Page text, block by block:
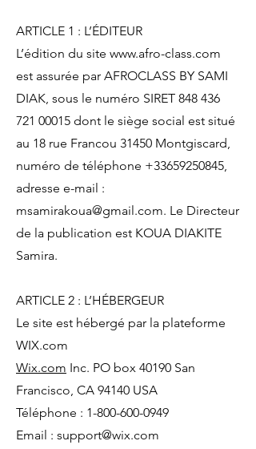
ARTICLE 1 : L’ÉDITEUR
L’édition du site www.afro-class.com
est assurée par AFROCLASS BY SAMI
DIAK, sous le numéro SIRET 848 436
721 00015 dont le siège social est situé
au 18 rue Francou 31450 Montgiscard,
numéro de téléphone +33659250845,
adresse e-mail :
msamirakoua@gmail.com. Le Directeur
de la publication est KOUA DIAKITE
Samira.
ARTICLE 2 : L’HÉBERGEUR
Le site est hébergé par la plateforme
WIX.com
Wix.com Inc. PO box 40190 San
Francisco, CA 94140 USA
Téléphone : 1-800-600-0949
Email : support@wix.com